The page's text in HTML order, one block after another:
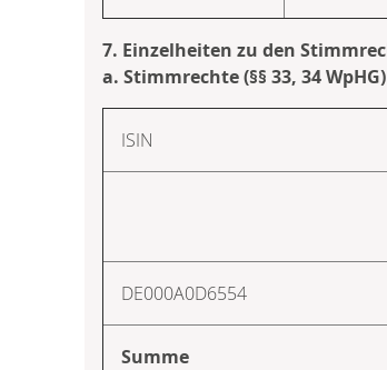
7. Einzelheiten zu den
a. Stimmrechte (§§ 33, 34 WpHG)
ISIN
DE000A0D6554
Summe